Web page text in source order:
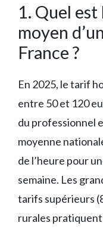
1. Quel
moyen
France ?
En 2025, le tarif
entre 50 et 120
du professionnel
moyenne
de l’heure pour
semaine. Les
tarifs supérieurs
rurales pratiquent